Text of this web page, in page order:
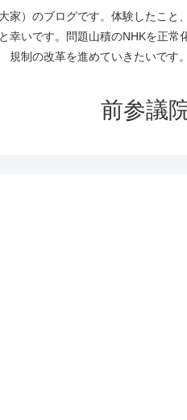
家）のブログです。体験したこ
幸いです。問題山積のNHKを正
規制の改革を進めていきたいで
前参議